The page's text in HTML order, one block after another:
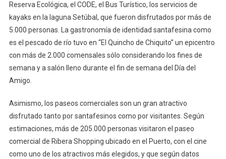
Reserva Ecológica, el CODE, el Bus Turístico, los servicios de
kayaks en la laguna Setúbal, que fueron disfrutados por más de
5.000 personas. La gastronomía de identidad santafesina como
es el pescado de río tuvo en “El Quincho de Chiquito” un epicentro
con más de 2.000 comensales sólo considerando los fines de
semana y a salón lleno durante el fin de semana del Día del
Amigo.
Asimismo, los paseos comerciales son un gran atractivo
disfrutado tanto por santafesinos como por visitantes. Según
estimaciones, más de 205.000 personas visitaron el paseo
comercial de Ribera Shopping ubicado en el Puerto, con el cine
como uno de los atractivos más elegidos, y que según datos